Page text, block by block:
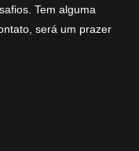
Tem alguma
será um prazer